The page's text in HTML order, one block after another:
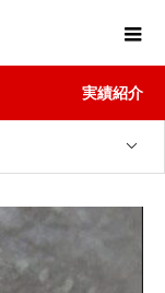
実績紹介